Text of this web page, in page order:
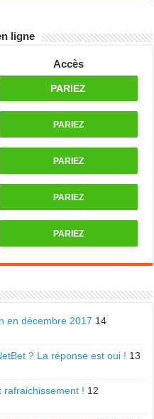
ligne
Accès
PARIEZ
PARIEZ
PARIEZ
PARIEZ
PARIEZ
en décembre 2017 14
? La réponse est oui ! 13
rafraichissement ! 12